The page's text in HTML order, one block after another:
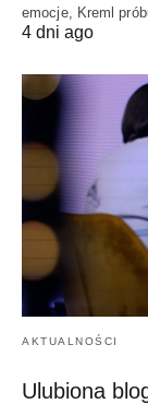
emocje, Kreml
4 dni ago
AKTUALNOŚCI
Ulubiona